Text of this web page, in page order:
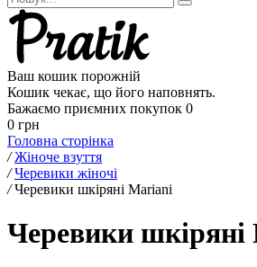
Ваш кошик порожній
Кошик чекає, що його наповнять.
Бажаємо приємних покупок 0
0 грн
Головна сторінка
/ Жіноче взуття
/ Черевики жіночі
/ Черевики шкіряні Mariani
Черевики шкіряні